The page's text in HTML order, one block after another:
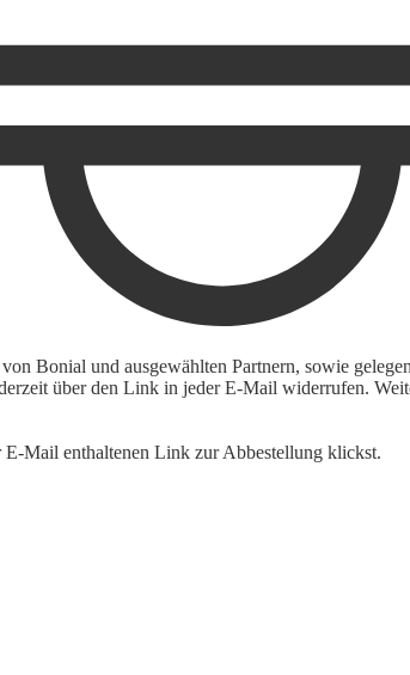
Bonial und ausgewählten Partnern, sowie
über den Link in jeder E-Mail widerrufen.
Mail enthaltenen Link zur Abbestellung klickst.